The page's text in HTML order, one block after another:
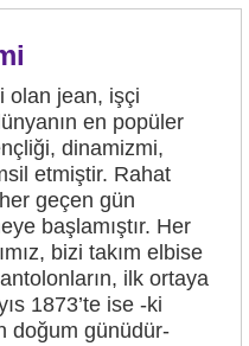
olan jean, işçi
en popüler
dinamizmi,
etmiştir. Rahat
geçen gün
başlamıştır. Her
bizi takım elbise
ilk ortaya
1873’te ise -ki
doğum günüdür-